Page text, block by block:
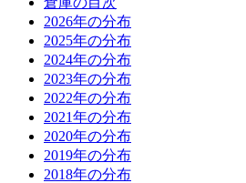
2026年の分布
2025年の分布
2024年の分布
2023年の分布
2022年の分布
2021年の分布
2020年の分布
2019年の分布
2018年の分布